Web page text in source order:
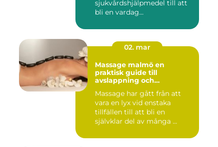
sjukvårdshjälpmedel till att
bli en vardag...
02. mar
Massage malmö en
praktisk guide till
avslappning och
Massage har gått från att
vara en lyx vid enstaka
tillfällen till att bli en
självklar del av många ...